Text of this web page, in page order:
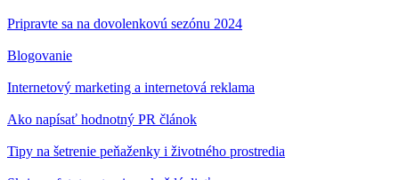
Pripravte sa na dovolenkovú sezónu 2024
Blogovanie
Internetový marketing a internetová reklama
Ako napísať hodnotný PR článok
Tipy na šetrenie peňaženky i životného prostredia